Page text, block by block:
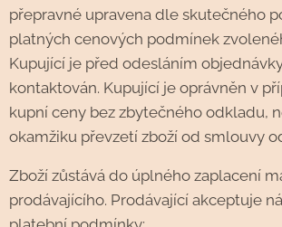
přepravné upravena dle skutečného
platných cenových podmínek
Kupující je před odesláním
kontaktován. Kupující je oprávněn v
kupní ceny bez zbytečného odkladu,
okamžiku převzetí zboží od smlouvy
Zboží zůstává do úplného zaplacení
prodávajícího. Prodávající akceptuje